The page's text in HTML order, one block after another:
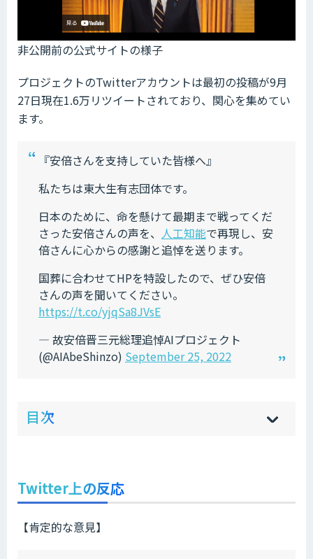
非公開前の公式サイトの様子
プロジェクトのTwitterアカウントは最初の投稿が9月
27日現在1.6万リツイートされており、関心を集めてい
ます。
『安倍さんを支持していた皆様へ』
私たちは東大生有志団体です。
日本のために、命を懸けて最期まで戦ってくだ
さった安倍さんの声を、 人工知能で再現し、安
倍さんに心からの感謝と追悼を送ります。
国葬に合わせてHPを特設したので、ぜひ安倍
さんの声を聞いてください。
https://t.co/yjqSa8JVsE
— 故安倍晋三元総理追悼AIプロジェクト
(@AIAbeShinzo) September 25, 2022
目次 hi
]
sh
]
Twitter上の反応
【肯定的な意見】